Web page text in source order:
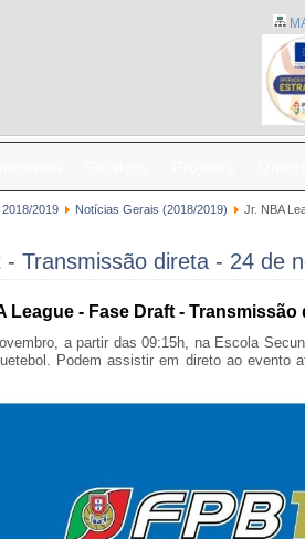
2019 Notícias Gerais (2018/2019)
Jr. NBA
Transmissão direta - 24 de
League - Fase Draft -
a partir das 09:15h, na Escola
Podem assistir em direto ao evento